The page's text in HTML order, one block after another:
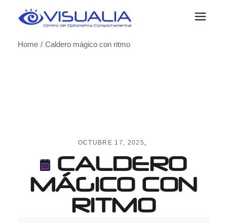
Home
Caldero mágico con ritmo
OCTUBRE 17, 2025
CALDERO
MÁGICO CON
RITMO